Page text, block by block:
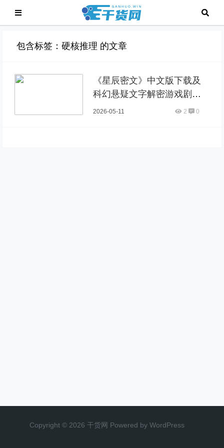
包含标签：硬核推理 的文章
《星辰密文》中文版下载及
科幻悬疑文字解密游戏剧情
深度解析
2026-05-11 2 0
Copyright © 2026 干货网 Powered by WordPress